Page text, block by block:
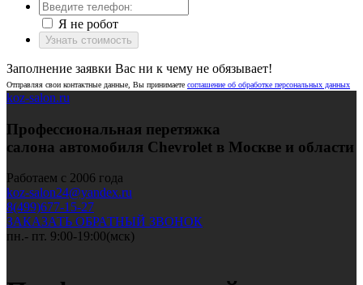
Я не робот
Узнать стоимость
Заполнение заявки Вас ни к чему не обязывает!
Отправляя свои контактные данные, Вы принимаете соглашение об обработке персональных данных
koz-salon.ru
Профессиональная перетяжка
салона автомобиля Chevrolet в Москве и области
Работаем с 2006 года
koz-salon24@yandex.ru
8(499)677-15-27
ЗАКАЗАТЬ ОБРАТНЫЙ ЗВОНОК
пн.- пт. 9:00-19:00(мск)